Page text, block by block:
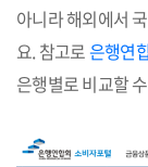
아니라 해외에서
요. 참고로은행연
은행별로 비교할